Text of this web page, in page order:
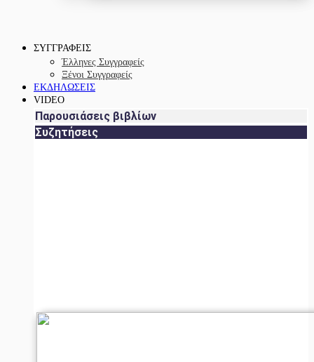
ΣΥΓΓΡΑΦΕΙΣ
Έλληνες Συγγραφείς
Ξένοι Συγγραφείς
ΕΚΔΗΛΩΣΕΙΣ
VIDEO
Παρουσιάσεις βιβλίων
Συζητήσεις